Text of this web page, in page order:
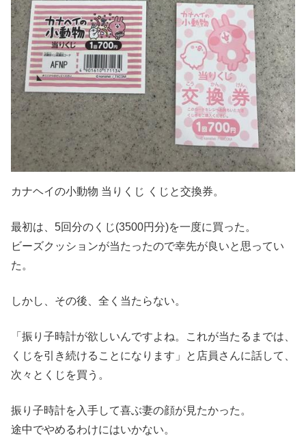
カナヘイの小動物 当りくじ くじと交換券。
最初は、5回分のくじ(3500円分)を一度に買った。
ビーズクッションが当たったので幸先が良いと思ってい
た。
しかし、その後、全く当たらない。
「振り子時計が欲しいんですよね。これが当たるまでは、
くじを引き続けることになります」と店員さんに話して、
次々とくじを買う。
振り子時計を入手して喜ぶ妻の顔が見たかった。
途中でやめるわけにはいかない。